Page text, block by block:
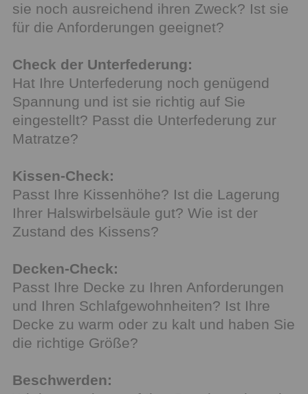
sie noch ausreichend ihren Zweck? Ist sie
für die Anforderungen geeignet?
Check der Unterfederung:
Hat Ihre Unterfederung noch genügend
Spannung und ist sie richtig auf Sie
eingestellt? Passt die Unterfederung zur
Matratze?
Kissen-Check:
Passt Ihre Kissenhöhe? Ist die Lagerung
Ihrer Halswirbelsäule gut? Wie ist der
Zustand des Kissens?
Decken-Check:
Passt Ihre Decke zu Ihren Anforderungen
und Ihren Schlafgewohnheiten? Ist Ihre
Decke zu warm oder zu kalt und haben Sie
die richtige Größe?
Beschwerden: